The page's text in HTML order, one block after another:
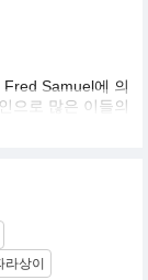
Samuel에 의
으로 많은 이들의
오르게 됩니다.
바탕하고 세련되
.
화점을 중심으로
상이